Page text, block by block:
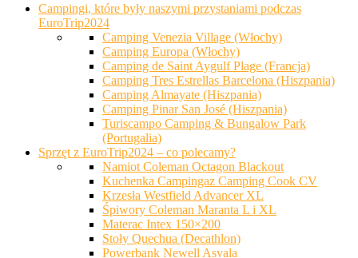
Campingi, które były naszymi przystaniami podczas
EuroTrip2024
Camping Venezia Village (Włochy)
Camping Europa (Włochy)
Camping de Saint Aygulf Plage (Francja)
Camping Tres Estrellas Barcelona (Hiszpania)
Camping Almayate (Hiszpania)
Camping Pinar San José (Hiszpania)
Turiscampo Camping & Bungalow Park
(Portugalia)
Sprzęt z EuroTrip2024 – co polecamy?
Namiot Coleman Octagon Blackout
Kuchenka Campingaz Camping Cook CV
Krzesła Westfield Advancer XL
Śpiwory Coleman Maranta L i XL
Materac Intex 150×200
Stoły Quechua (Decathlon)
Powerbank Newell Asvala